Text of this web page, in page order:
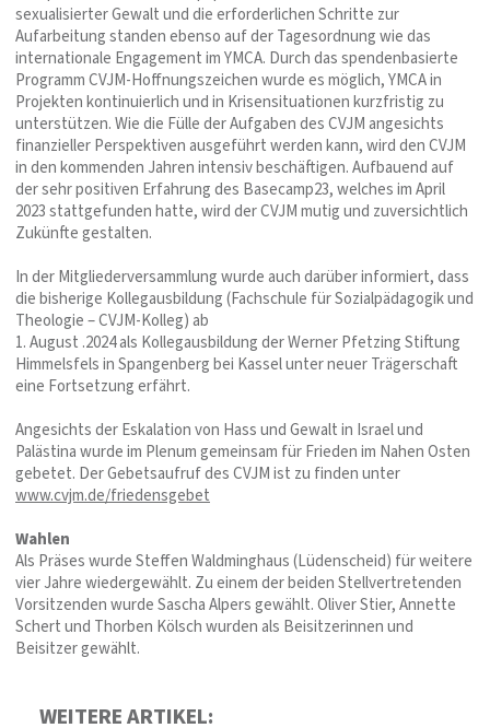
sexualisierter Gewalt und die erforderlichen Schritte zur
Aufarbeitung standen ebenso auf der Tagesordnung wie das
internationale Engagement im YMCA. Durch das spendenbasierte
Programm CVJM-Hoffnungszeichen wurde es möglich, YMCA in
Projekten kontinuierlich und in Krisensituationen kurzfristig zu
unterstützen. Wie die Fülle der Aufgaben des CVJM angesichts
finanzieller Perspektiven ausgeführt werden kann, wird den CVJM
in den kommenden Jahren intensiv beschäftigen. Aufbauend auf
der sehr positiven Erfahrung des Basecamp23, welches im April
2023 stattgefunden hatte, wird der CVJM mutig und zuversichtlich
Zukünfte gestalten.
In der Mitgliederversammlung wurde auch darüber informiert, dass
die bisherige Kollegausbildung (Fachschule für Sozialpädagogik und
Theologie – CVJM-Kolleg) ab
1. August .2024 als Kollegausbildung der Werner Pfetzing Stiftung
Himmelsfels in Spangenberg bei Kassel unter neuer Trägerschaft
eine Fortsetzung erfährt.
Angesichts der Eskalation von Hass und Gewalt in Israel und
Palästina wurde im Plenum gemeinsam für Frieden im Nahen Osten
gebetet. Der Gebetsaufruf des CVJM ist zu finden unter
www.cvjm.de/friedensgebet
Wahlen
Als Präses wurde Steffen Waldminghaus (Lüdenscheid) für weitere
vier Jahre wiedergewählt. Zu einem der beiden Stellvertretenden
Vorsitzenden wurde Sascha Alpers gewählt. Oliver Stier, Annette
Schert und Thorben Kölsch wurden als Beisitzerinnen und
Beisitzer gewählt.
WEITERE ARTIKEL: